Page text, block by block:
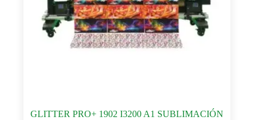
GLITTER PRO+ 1902 I3200 A1 SUBLIMACIÓN